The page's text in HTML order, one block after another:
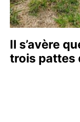
Il s’avère
trois pattes